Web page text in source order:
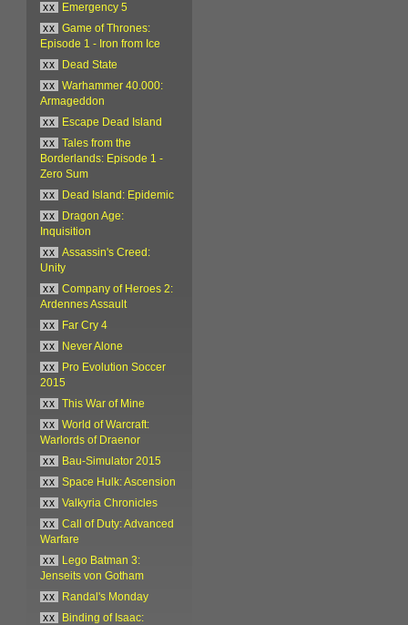
xx
Emergency 5
xx
Game of Thrones:
Episode 1 - Iron from Ice
xx
Dead State
xx
Warhammer 40.000:
Armageddon
xx
Escape Dead Island
xx
Tales from the
Borderlands: Episode 1 -
Zero Sum
xx
Dead Island: Epidemic
xx
Dragon Age:
Inquisition
xx
Assassin's Creed:
Unity
xx
Company of Heroes 2:
Ardennes Assault
xx
Far Cry 4
xx
Never Alone
xx
Pro Evolution Soccer
2015
xx
This War of Mine
xx
World of Warcraft:
Warlords of Draenor
xx
Bau-Simulator 2015
xx
Space Hulk: Ascension
xx
Valkyria Chronicles
xx
Call of Duty: Advanced
Warfare
xx
Lego Batman 3:
Jenseits von Gotham
xx
Randal's Monday
xx
Binding of Isaac: